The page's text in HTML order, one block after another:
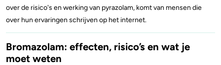
over de risico's en werking van pyrazolam, komt van mensen die
over hun ervaringen schrijven op het internet.
Bromazolam: effecten, risico’s en wat je
moet weten